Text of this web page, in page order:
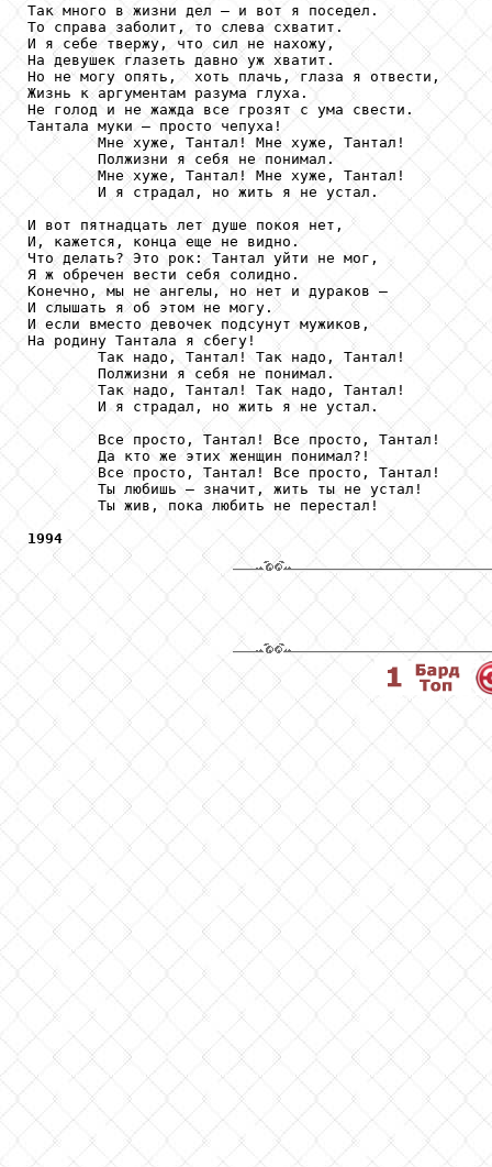
Так много в жизни дел – и вот я поседел.
То справа заболит, то слева схватит.
И я себе твержу, что сил не нахожу,
На девушек глазеть давно уж хватит.
Но не могу опять,  хоть плачь, глаза я отвести,
Жизнь к аргументам разума глуха.
Не голод и не жажда все грозят с ума свести.
Тантала муки – просто чепуха!
        Мне хуже, Тантал! Мне хуже, Тантал!
        Полжизни я себя не понимал.
        Мне хуже, Тантал! Мне хуже, Тантал!
        И я страдал, но жить я не устал.
И вот пятнадцать лет душе покоя нет,
И, кажется, конца еще не видно.
Что делать? Это рок: Тантал уйти не мог,
Я ж обречен вести себя солидно.
Конечно, мы не ангелы, но нет и дураков –
И слышать я об этом не могу.
И если вместо девочек подсунут мужиков,
На родину Тантала я сбегу!
        Так надо, Тантал! Так надо, Тантал!
        Полжизни я себя не понимал.
        Так надо, Тантал! Так надо, Тантал!
        И я страдал, но жить я не устал.
        Все просто, Тантал! Все просто, Тантал!
        Да кто же этих женщин понимал?!
        Все просто, Тантал! Все просто, Тантал!
        Ты любишь – значит, жить ты не устал!
        Ты жив, пока любить не перестал!
1994